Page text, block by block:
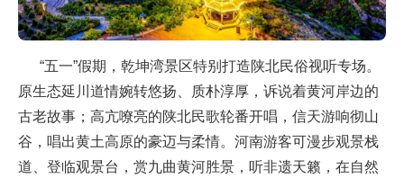
“五一”假期，乾坤湾景区特别打造陕北民俗视听专场。
原生态延川道情婉转悠扬、质朴淳厚，诉说着黄河岸边的
古老故事；高亢嘹亮的陕北民歌轮番开唱，信天游响彻山
谷，唱出黄土高原的豪迈与柔情。河南游客可漫步观景栈
道、登临观景台，赏九曲黄河胜景，听非遗天籁，在自然